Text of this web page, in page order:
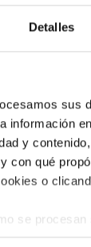
Detalles
sus
información
y
con qué
o
se
y
de